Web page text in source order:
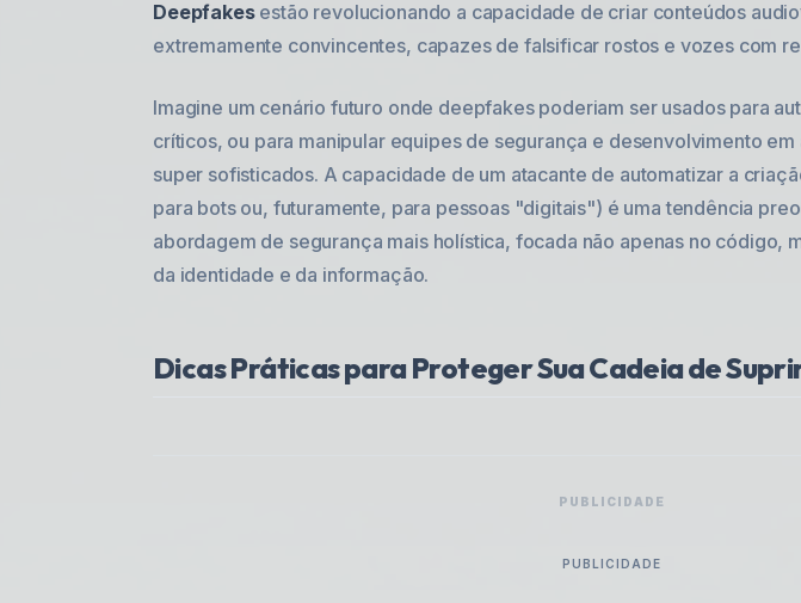
Deepfakesestão revolucionando a capacidade de criar conteúdos
extremamente convincentes, capazes de falsificar rostos e vozes com
Imagine um cenário futuro onde deepfakes poderiam ser usados para
críticos, ou para manipular equipes de segurança e desenvolvimento
super sofisticados. A capacidade de um atacante de automatizar a
para bots ou, futuramente, para pessoas "digitais") é uma tendência
abordagem de segurança mais holística, focada não apenas no código,
da identidade e da informação.
Dicas Práticas para Proteger Sua Cadeia de
PUBLICIDADE
PUBLICIDADE